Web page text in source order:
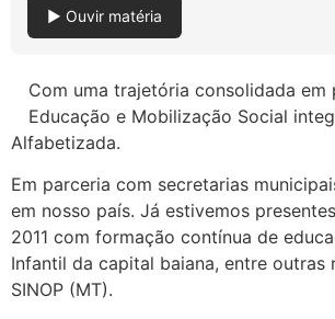
▶ Ouvir matéria
Com uma trajetória consolidada
Educação e Mobilização Social
Alfabetizada.
Em parceria com secretarias
em nosso país. Já estivemos
2011 com formação contínua de
Infantil da capital baiana, entre outras
SINOP (MT).